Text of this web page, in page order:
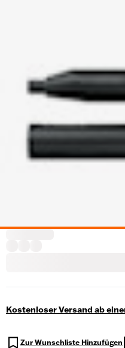
Kostenloser Versand ab
Zur Wunschliste Hinzufügen